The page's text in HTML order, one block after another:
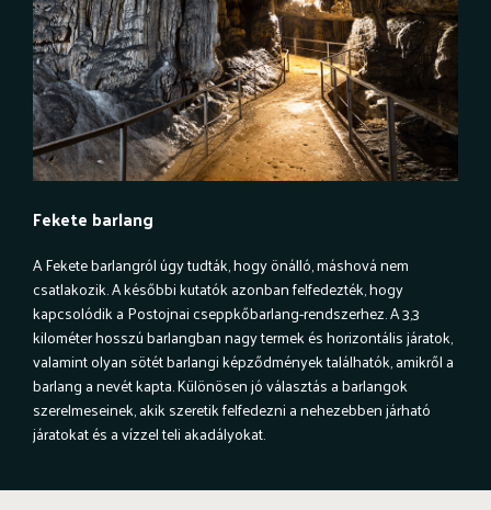
Fekete barlang
A Fekete barlangról úgy tudták, hogy önálló, máshová nem
csatlakozik. A későbbi kutatók azonban felfedezték, hogy
kapcsolódik a Postojnai cseppkőbarlang-rendszerhez. A 3,3
kilométer hosszú barlangban nagy termek és horizontális járatok,
valamint olyan sötét barlangi képződmények találhatók, amikről a
barlang a nevét kapta. Különösen jó választás a barlangok
szerelmeseinek, akik szeretik felfedezni a nehezebben járható
járatokat és a vízzel teli akadályokat.